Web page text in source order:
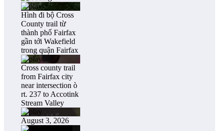
Hình đi bộ Cross
County trail từ
thành phố Fairfax
gần tới Wakefield
trong quận Fairfax
Cross county trail
from Fairfax city
near intersection ò
rt. 237 to Accotink
Stream Valley
August 3, 2026